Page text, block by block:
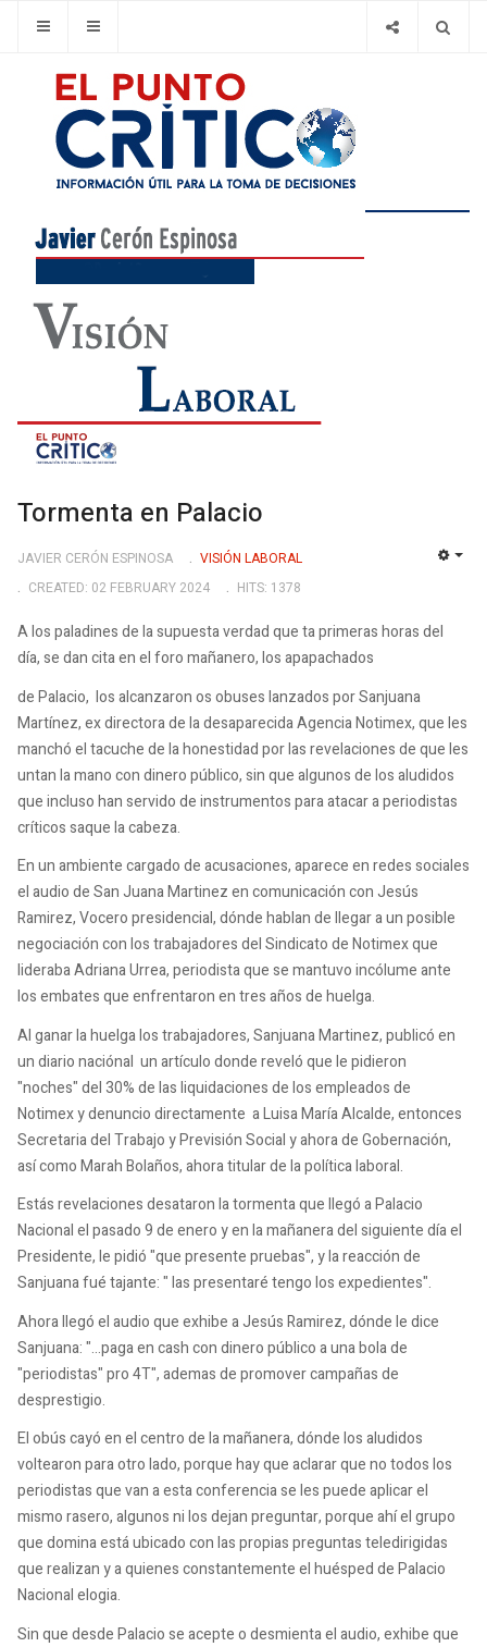
Tormenta en Palacio
JAVIER CERÓN ESPINOSA
VISIÓN LABORAL
CREATED: 02 FEBRUARY 2024
HITS: 1378
A los paladines de la supuesta verdad que ta primeras horas del
día, se dan cita en el foro mañanero, los apapachados
de Palacio, los alcanzaron os obuses lanzados por Sanjuana
Martínez, ex directora de la desaparecida Agencia Notimex, que les
manchó el tacuche de la honestidad por las revelaciones de que les
untan la mano con dinero público, sin que algunos de los aludidos
que incluso han servido de instrumentos para atacar a periodistas
críticos saque la cabeza.
En un ambiente cargado de acusaciones, aparece en redes sociales
el audio de San Juana Martinez en comunicación con Jesús
Ramirez, Vocero presidencial, dónde hablan de llegar a un posible
negociación con los trabajadores del Sindicato de Notimex que
lideraba Adriana Urrea, periodista que se mantuvo incólume ante
los embates que enfrentaron en tres años de huelga.
Al ganar la huelga los trabajadores, Sanjuana Martinez, publicó en
un diario naciónal un artículo donde reveló que le pidieron
"noches" del 30% de las liquidaciones de los empleados de
Notimex y denuncio directamente a Luisa María Alcalde, entonces
Secretaria del Trabajo y Previsión Social y ahora de Gobernación,
así como Marah Bolaños, ahora titular de la política laboral.
Estás revelaciones desataron la tormenta que llegó a Palacio
Nacional el pasado 9 de enero y en la mañanera del siguiente día el
Presidente, le pidió "que presente pruebas", y la reacción de
Sanjuana fué tajante: " las presentaré tengo los expedientes".
Ahora llegó el audio que exhibe a Jesús Ramirez, dónde le dice
Sanjuana: "...paga en cash con dinero público a una bola de
"periodistas" pro 4T", ademas de promover campañas de
desprestigio.
El obús cayó en el centro de la mañanera, dónde los aludidos
voltearon para otro lado, porque hay que aclarar que no todos los
periodistas que van a esta conferencia se les puede aplicar el
mismo rasero, algunos ni los dejan preguntar, porque ahí el grupo
que domina está ubicado con las propias preguntas teledirigidas
que realizan y a quienes constantemente el huésped de Palacio
Nacional elogia.
Sin que desde Palacio se acepte o desmienta el audio, exhibe que